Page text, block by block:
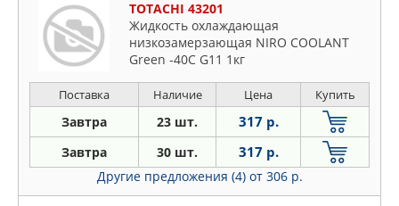
TOTACHI 43201
Жидкость охлаждающая
низкозамерзающая NIRO COOLANT
Green -40C G11 1кг
Поставка Наличие Цена Купить
Завтра 23 шт. 317 р.
Завтра 30 шт. 317 р.
Другие предложения (4) от 306 р.